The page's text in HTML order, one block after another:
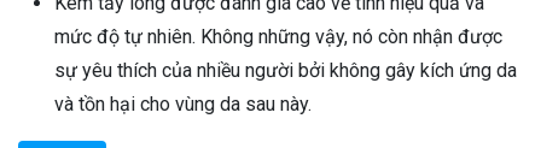
mức độ tự nhiên. Không những vậy, nó còn nhận được
sự yêu thích của nhiều người bởi không gây kích ứng da
và tồn hại cho vùng da sau này.